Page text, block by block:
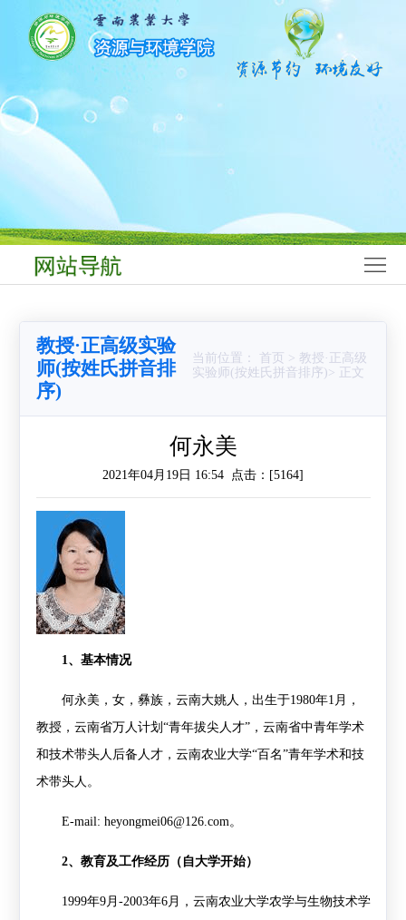
首
院
师
伍
建
科
研
教授·正高级实验
师(按姓氏拼音排
序)
当前位置： 首页 > 教授·正高级
实验师(按姓氏拼音排序)> 正文
何永美
2021年04月19日 16:54 点击：[5164]
1 、基本情况
何永美，女，彝族，云南大姚人，出生于1980年1 月，
教授， 云南省万人计划“青年拔尖人才”，云南省中青年学术
和技术带头人后备人才，云南农业大学“百名”青年学术和技
术带头人。
E-mail: heyongmei06@126.com 。
2、教育及工作经历（自大学开始）
1999年9月 -2003年6月，云南农业大学农学与生物技术学